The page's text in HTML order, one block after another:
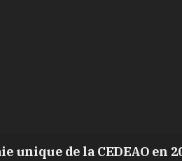
unique de la CEDEAO